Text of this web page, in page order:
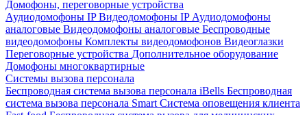
Домофоны, переговорные устройства
Аудиодомофоны IPВидеодомофоны IP Аудиодомофоны
аналоговые Видеодомофоны аналоговые Беспроводные
видеодомофоны Комплекты видеодомофонов Видеоглазки
Переговорные устройства Дополнительное оборудование
Домофоны многоквартирные
Системы вызова персонала
Беспроводная система вызова персонала iBells Беспроводная
система вызова персонала Smart Система оповещения клиента